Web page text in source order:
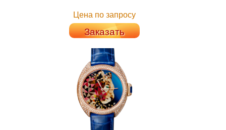
Цена по запросу
Заказать